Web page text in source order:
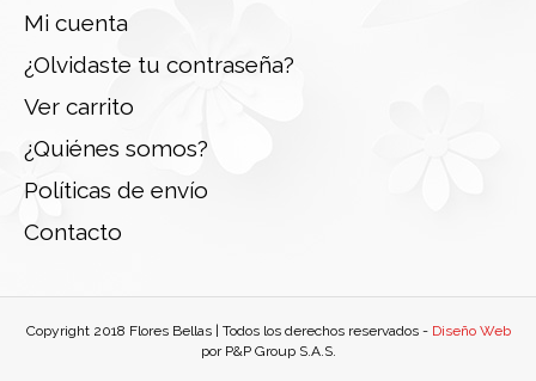
Mi cuenta
¿Olvidaste tu contraseña?
Ver carrito
¿Quiénes somos?
Políticas de envío
Contacto
Copyright 2018 Flores Bellas | Todos los derechos reservados - Diseño Web
por P&P Group S.A.S.